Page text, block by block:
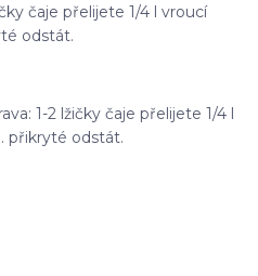
čaje přelijete 1/4 l vroucí
odstát.
1-2 lžičky čaje přelijete 1/4 l
přikryté odstát.